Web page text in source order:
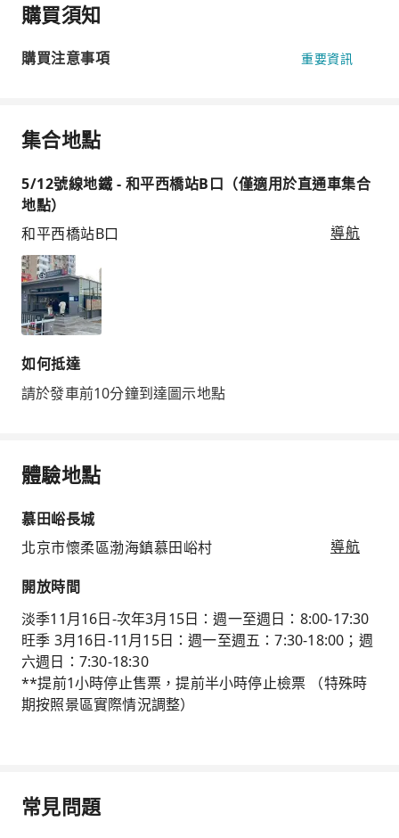
購買須知
購買注意事項 重要資訊
集合地點
5/12號線地鐵 - 和平西橋站B口（僅適用於直通車集合
地點）
和平西橋站B口
導航
如何抵達
請於發車前10分鐘到達圖示地點
體驗地點
慕田峪長城
北京市懷柔區渤海鎮慕田峪村
導航
開放時間
淡季11月16日-次年3月15日：週一至週日：8:00-17:30
旺季 3月16日-11月15日：週一至週五：7:30-18:00；週
六週日：7:30-18:30
**提前1小時停止售票，提前半小時停止檢票 （特殊時
期按照景區實際情況調整）
常見問題